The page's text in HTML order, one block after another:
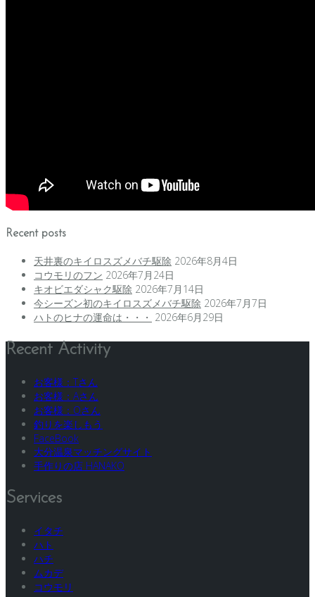
Recent posts
天井裏のキイロスズメバチ駆除 2026年8月4日
コウモリのフン 2026年7月24日
キオビエダシャク駆除 2026年7月14日
今シーズン初のキイロスズメバチ駆除 2026年7月7日
ハトのヒナの運命は・・・ 2026年6月29日
Recent Activity
お客様：Tさん
お客様：Aさん
お客様：Oさん
釣りを楽しもう
FaceBook
大分温泉マッチングサイト
手作りの店 HANAKO
Services
イタチ
ハト
ハチ
ムカデ
コウモリ